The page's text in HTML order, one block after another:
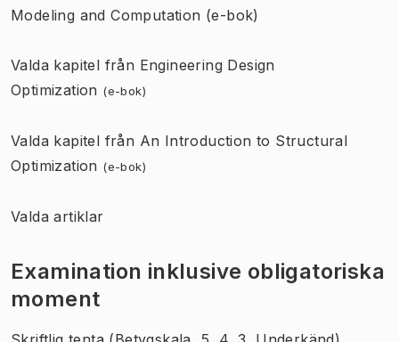
Modeling and Computation (e-bok)
Valda kapitel från Engineering Design
Optimization (e-bok)
Valda kapitel från An Introduction to Structural
Optimization (e-bok)
Valda artiklar
Examination inklusive obligatoriska
moment